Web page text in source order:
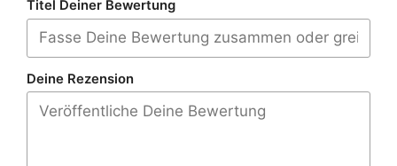
Titel Deiner Bewertung
Deine Rezension